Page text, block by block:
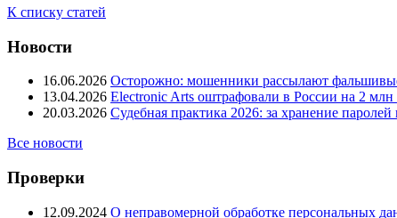
К списку статей
Новости
16.06.2026 Осторожно: мошенники рассылают
13.04.2026 Electronic Arts оштрафовали в России на 2
20.03.2026 Судебная практика 2026: за хранение
Все новости
Проверки
12.09.2024 О неправомерной обработке персональных